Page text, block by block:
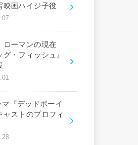
映画ハイジ子役
ローマンの現在
グ・フィッシュ』
マ『デッドボーイ
ャストのプロフィ